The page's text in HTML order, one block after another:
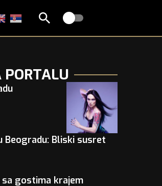
PORTALU
Beogradu: Bliski susret
sa gostima krajem